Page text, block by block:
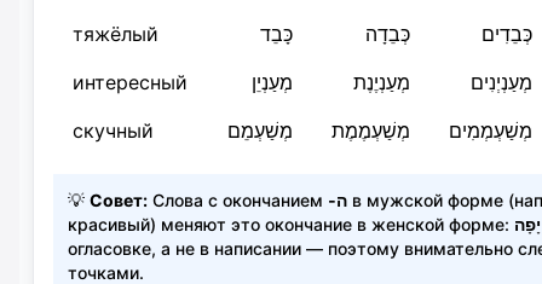
тяжёлый
כָּבֵד כְּבֵדָה
כְּבֵדִים
интересный
מְעַנְיֵן מְעַנְיֶנֶת
מְעַנְיְנִים
скучный
מְשַׁעְמֵם מְשַׁעְמֶמֶת מְשַׁעְמְמִים
💡 Совет: Слова с окончанием ‑ה в мужской форме
красивый) меняют это окончание в женской форме: יָפָה
огласовке, а не в написании — поэтому внимательно
точками.